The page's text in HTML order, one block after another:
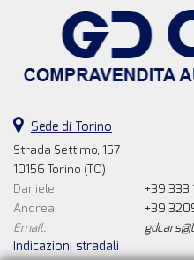
Sede di Torino
Strada Settimo, 157
10156 Torino (TO)
Daniele:
+39 333
Andrea:
+39
Email:
Indicazioni stradali